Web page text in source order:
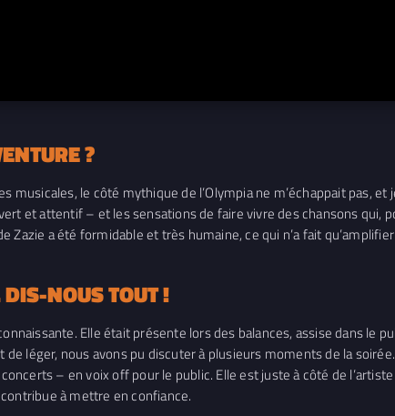
?
musicales, le côté mythique de l’Olympia ne m’échappait pas,
et attentif – et les sensations de faire vivre des chansons qui,
Zazie a été formidable et très humaine, ce qui n’a fait
NOUS TOUT !
Elle était présente lors des balances, assise dans le
léger, nous avons pu discuter à plusieurs moments de la
– en voix off pour le public. Elle est juste à côté de
à mettre en confiance.